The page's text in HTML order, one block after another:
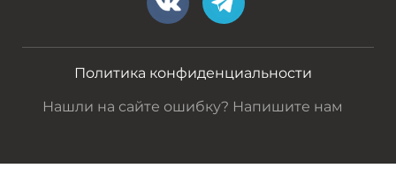
Политика конфиденциальности
Нашли на сайте ошибку? Напишите нам